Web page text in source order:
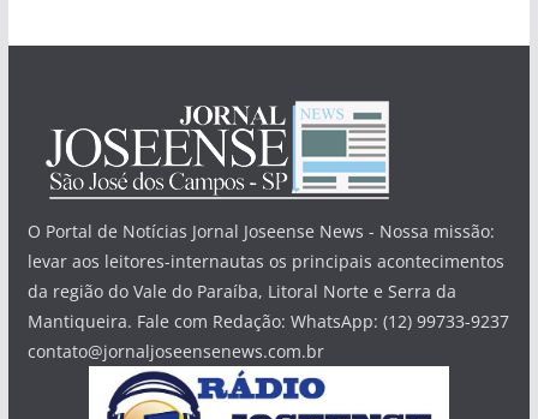
O Portal de Notícias Jornal Joseense News - Nossa missão:
levar aos leitores-internautas os principais acontecimentos
da região do Vale do Paraíba, Litoral Norte e Serra da
Mantiqueira. Fale com Redação: WhatsApp: (12) 99733-9237
contato@jornaljoseensenews.com.br